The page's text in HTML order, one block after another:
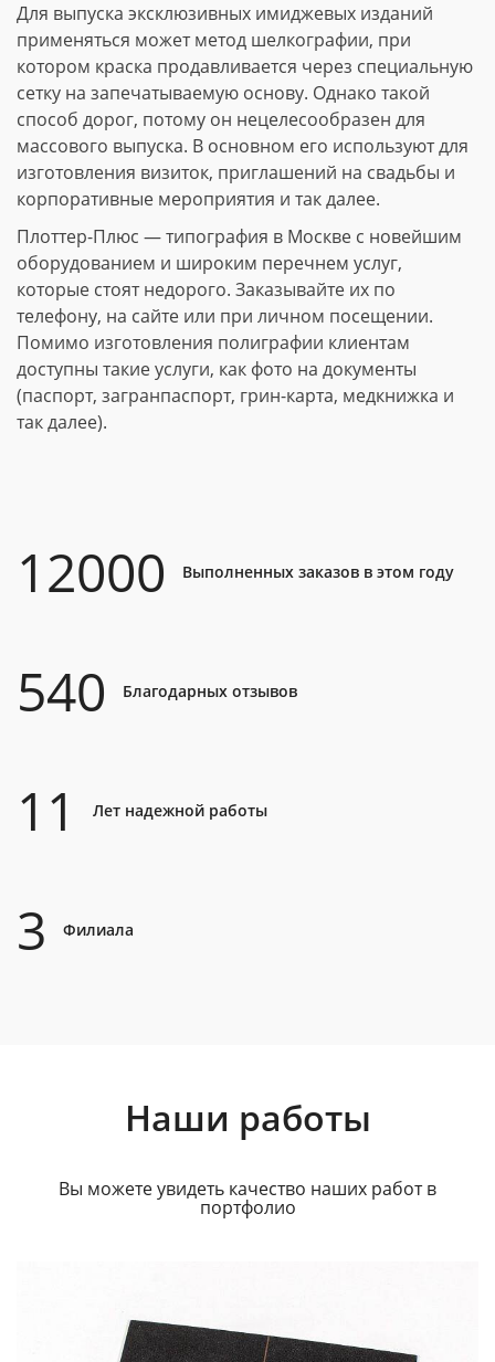
Для выпуска эксклюзивных имиджевых изданий
применяться может метод шелкографии, при
котором краска продавливается через специальную
сетку на запечатываемую основу. Однако такой
способ дорог, потому он нецелесообразен для
массового выпуска. В основном его используют для
изготовления визиток, приглашений на свадьбы и
корпоративные мероприятия и так далее.
Плоттер-Плюс — типография в Москве с новейшим
оборудованием и широким перечнем услуг,
которые стоят недорого. Заказывайте их по
телефону, на сайте или при личном посещении.
Помимо изготовления полиграфии клиентам
доступны такие услуги, как фото на документы
(паспорт, загранпаспорт, грин-карта, медкнижка и
так далее).
12000 Выполненных заказов в этом году
540 Благодарных отзывов
11 Лет надежной работы
3 Филиала
Наши работы
Вы можете увидеть качество наших работ в
портфолио